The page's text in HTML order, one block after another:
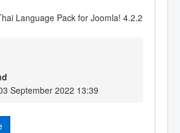
Language Pack for Joomla! 4.2.2
September 2022 13:39